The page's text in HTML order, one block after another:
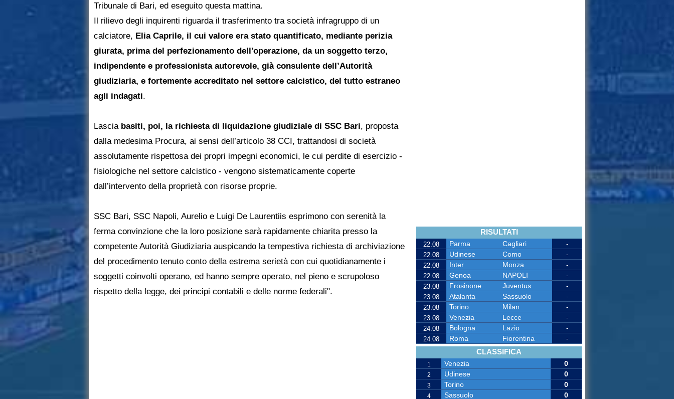
Tribunale di Bari, ed eseguito questa mattina.
Il rilievo degli inquirenti riguarda il trasferimento tra società infragruppo di un
calciatore, Elia Caprile, il cui valore era stato quantificato, mediante perizia
giurata, prima del perfezionamento dell'operazione, da un soggetto terzo,
indipendente e professionista autorevole, già consulente dell’Autorità
giudiziaria, e fortemente accreditato nel settore calcistico, del tutto estraneo
agli indagati.
Lascia basiti, poi, la richiesta di liquidazione giudiziale di SSC Bari, proposta
dalla medesima Procura, ai sensi dell’articolo 38 CCI, trattandosi di società
assolutamente rispettosa dei propri impegni economici, le cui perdite di esercizio -
fisiologiche nel settore calcistico - vengono sistematicamente coperte
dall’intervento della proprietà con risorse proprie.
SSC Bari, SSC Napoli, Aurelio e Luigi De Laurentiis esprimono con serenità la
ferma convinzione che la loro posizione sarà rapidamente chiarita presso la
competente Autorità Giudiziaria auspicando la tempestiva richiesta di archiviazione
del procedimento tenuto conto della estrema serietà con cui quotidianamente i
soggetti coinvolti operano, ed hanno sempre operato, nel pieno e scrupoloso
rispetto della legge, dei principi contabili e delle norme federali".
RISULTATI
22.08 Parma Cagliari
-
22.08
Udinese Como
-
22.08
Inter Monza
-
22.08
Genoa NAPOLI
-
23.08
Frosinone Juventus
-
23.08
Atalanta Sassuolo
-
23.08
Torino Milan
-
23.08
Venezia Lecce
-
24.08
Bologna Lazio
-
24.08
Roma Fiorentina -
CLASSIFICA
1 Venezia 0
2 Udinese 0
3 Torino 0
4 Sassuolo 0